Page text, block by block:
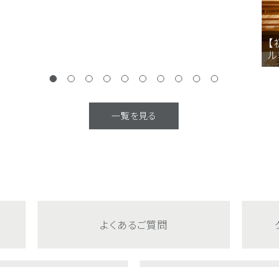
一覧を見る
よくあるご質問